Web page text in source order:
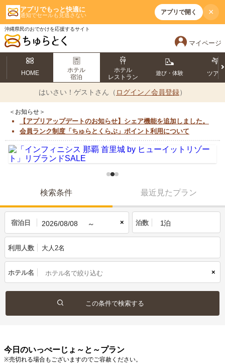
アプリでもっと快適に
通知でセールも見逃さない アプリで開く ×
沖縄県民のおでかけを応援するサイト
マイページ
HOME
ホテル
宿泊
ホテル
レストラン
遊び・体験 ツアー
はいさい！ ゲストさん（ ログイン／会員登録）
＜お知らせ＞
【アプリアップデートのお知らせ】シェア機能を追加しました。
会員ランク制度「ちゅらとくらぶ」ポイント利用について
検索条件 最近見たプラン
宿泊日 × 泊数
利用人数 大人2名
ホテル名 ×
今日のいっぺーじょ～と～プラン
※売切れる場合もございますのでご容赦ください。